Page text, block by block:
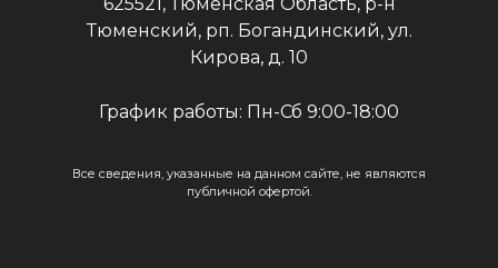
Тюменский, рп. Богандинский, ул.
Кирова, д. 10
График работы: Пн-Сб 9:00-18:00
Все сведения, указанные на данном сайте, не являются
публичной офертой.